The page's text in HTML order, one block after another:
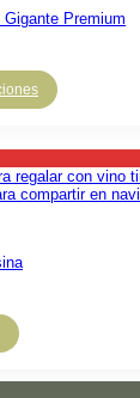
Premium